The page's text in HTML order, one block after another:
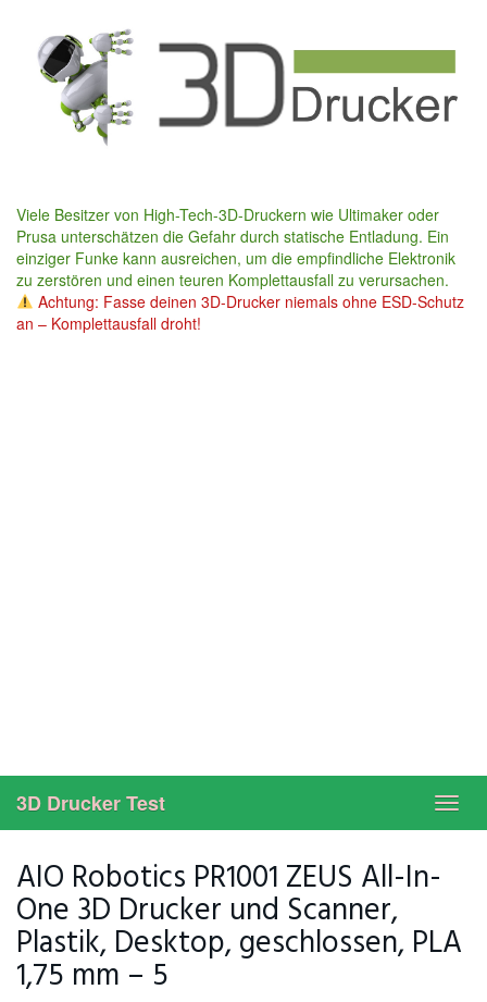
content
Viele Besitzer von High-Tech-3D-Druckern wie Ultimaker oder
Prusa unterschätzen die Gefahr durch statische Entladung. Ein
einziger Funke kann ausreichen, um die empfindliche Elektronik
zu zerstören und einen teuren Komplettausfall zu verursachen.
Achtung: Fasse deinen 3D-Drucker niemals ohne ESD-Schutz
an – Komplettausfall droht!
3D Drucker Test
AIO Robotics PR1001 ZEUS All-In-
One 3D Drucker und Scanner,
Plastik, Desktop, geschlossen, PLA
1,75 mm – 5